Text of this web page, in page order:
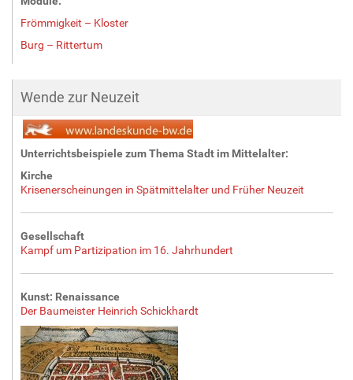
i
n
o
e
G
ö
ß
e
Frömmigkeit – Kloster
Burg – Rittertum
Wende zur Neuzeit
Unterrichtsbeispiele zum Thema Stadt im Mittelalter:
Kirche
Krisenerscheinungen in Spätmittelalter und Früher Neuzeit
Gesellschaft
Kampf um Partizipation im 16. Jahrhundert
Kunst: Renaissance
Der Baumeister Heinrich Schickhardt